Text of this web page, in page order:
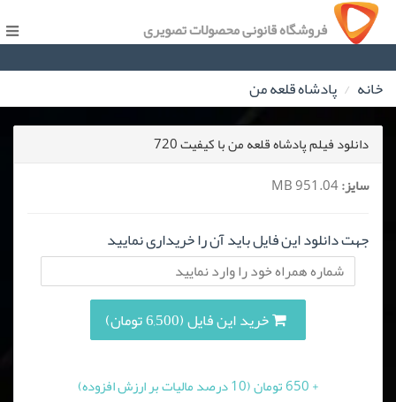
فروشگاه قانونی محصولات تصویری
خانه پادشاه قلعه من
دانلود فیلم پادشاه قلعه من با کیفیت 720
سایز:
جهت دانلود این فایل باید آن را خریداری نمایید
خرید این فایل (6,500 تومان)
+ 650 تومان (10 درصد مالیات بر ارزش افزوده)